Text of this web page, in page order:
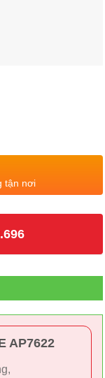
tận nơi
AP7622